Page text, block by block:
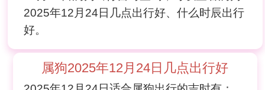
2025年12月24日几点出行好、什么时辰出行
好。
属狗2025年12月24日几点出行好